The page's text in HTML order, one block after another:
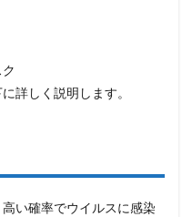
詳しく説明します。
い確率でウイルスに感染